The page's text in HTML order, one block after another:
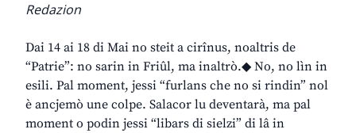
Redazion
Dai 14 ai 18 di Mai no steit a cirînus, noaltris de
“Patrie”: no sarin in Friûl, ma inaltrò.◆ No, no lìn in
esili. Pal moment, jessi “furlans che no si rindin” nol
è ancjemò une colpe. Salacor lu deventarà, ma pal
moment o podin jessi “libars di sielzi” di lâ in